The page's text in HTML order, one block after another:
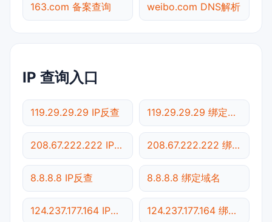
163.com 备案查询 weibo.com DNS解析
IP 查询入口
119.29.29.29 IP反查 119.29.29.29 绑定域名
208.67.222.222 IP反查 208.67.222.222 绑定域名
8.8.8.8 IP反查 8.8.8.8 绑定域名
124.237.177.164 IP反查 124.237.177.164 绑定域名